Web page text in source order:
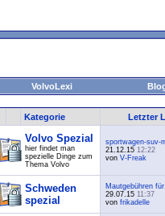
VolvoLexi
Kategorie Letzter
Volvo Spezial
hier findet man
spezielle Dinge zum
Thema Volvo
sportwagen-suv-
21.12.15 12:22
von V-Freak
Schweden
spezial
Mautgebühren
29.07.15 11:37
von frikadelle